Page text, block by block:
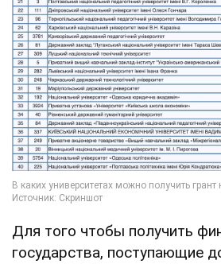
Для того чтобы получить
государства, поступающие